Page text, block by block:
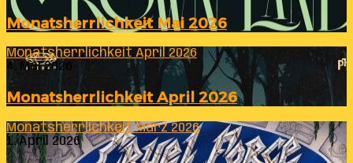
Monatsherrlichkeit Mai 2026
Monatsherrlichkeit April 2026
4. Mai 2026
Monatsherrlichkeit April 2026
Monatsherrlichkeit März 2026
1. April 2026